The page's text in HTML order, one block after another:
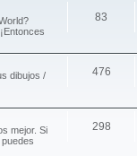
83
dibujos /
476
mejor. Si
298